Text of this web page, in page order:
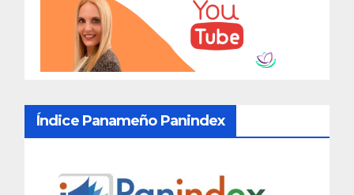
Índice Panameño Panindex